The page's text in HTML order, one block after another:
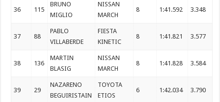
36 115
BRUNO
MIGLIO
NISSAN
MARCH
8 1:41.592 3.348
37 88
PABLO
VILLABERDE
FIESTA
KINETIC
8 1:41.821 3.577
38 136
MARTIN
BLASIG
NISSAN
MARCH
8 1:41.828 3.584
39 29
NAZARENO
BEGUIRISTAIN
TOYOTA
ETIOS
6 1:42.034 3.790